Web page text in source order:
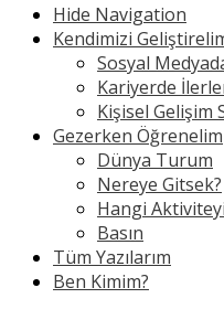
Hide Navigation
Kendimizi
Sosyal
Kariyerde
Kişisel Gelişim
Gezerken Öğrenelim
Dünya Turum
Nereye Gitsek?
Hangi
Basın
Tüm Yazılarım
Ben Kimim?